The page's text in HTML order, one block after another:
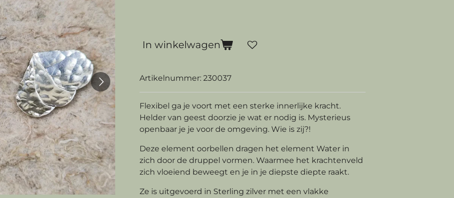
In winkelwagen
Artikelnummer: 230037
Flexibel ga je voort met een sterke innerlijke kracht.
Helder van geest doorzie je wat er nodig is. Mysterieus
openbaar je je voor de omgeving. Wie is zij?!
Deze element oorbellen dragen het element Water in
zich door de druppel vormen. Waarmee het krachtenveld
zich vloeiend beweegt en je in je diepste diepte raakt.
Ze is uitgevoerd in Sterling zilver met een vlakke